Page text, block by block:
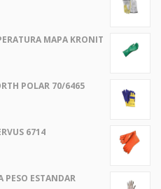
MAPA KRONIT
POLAR 70/6465
6714
PESO ESTANDAR